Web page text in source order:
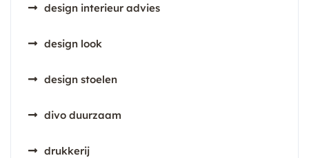
design interieur advies
design look
design stoelen
divo duurzaam
drukkerij